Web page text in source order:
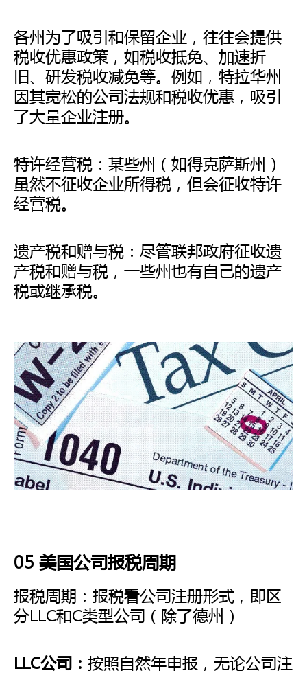
各州为了吸引和保留企业，往往会提供
税收优惠政策，如税收抵免、加速折
旧、研发税收减免等。例如，特拉华州
因其宽松的公司法规和税收优惠，吸引
了大量企业注册。
特许经营税：某些州（如得克萨斯州）
虽然不征收企业所得税，但会征收特许
经营税。
遗产税和赠与税：尽管联邦政府征收遗
产税和赠与税，一些州也有自己的遗产
税或继承税。
05 美国公司报税周期
报税周期：报税看公司注册形式，即区
分LLC和C类型公司（除了德州）
LLC公司： 按照自然年申报，无论公司注